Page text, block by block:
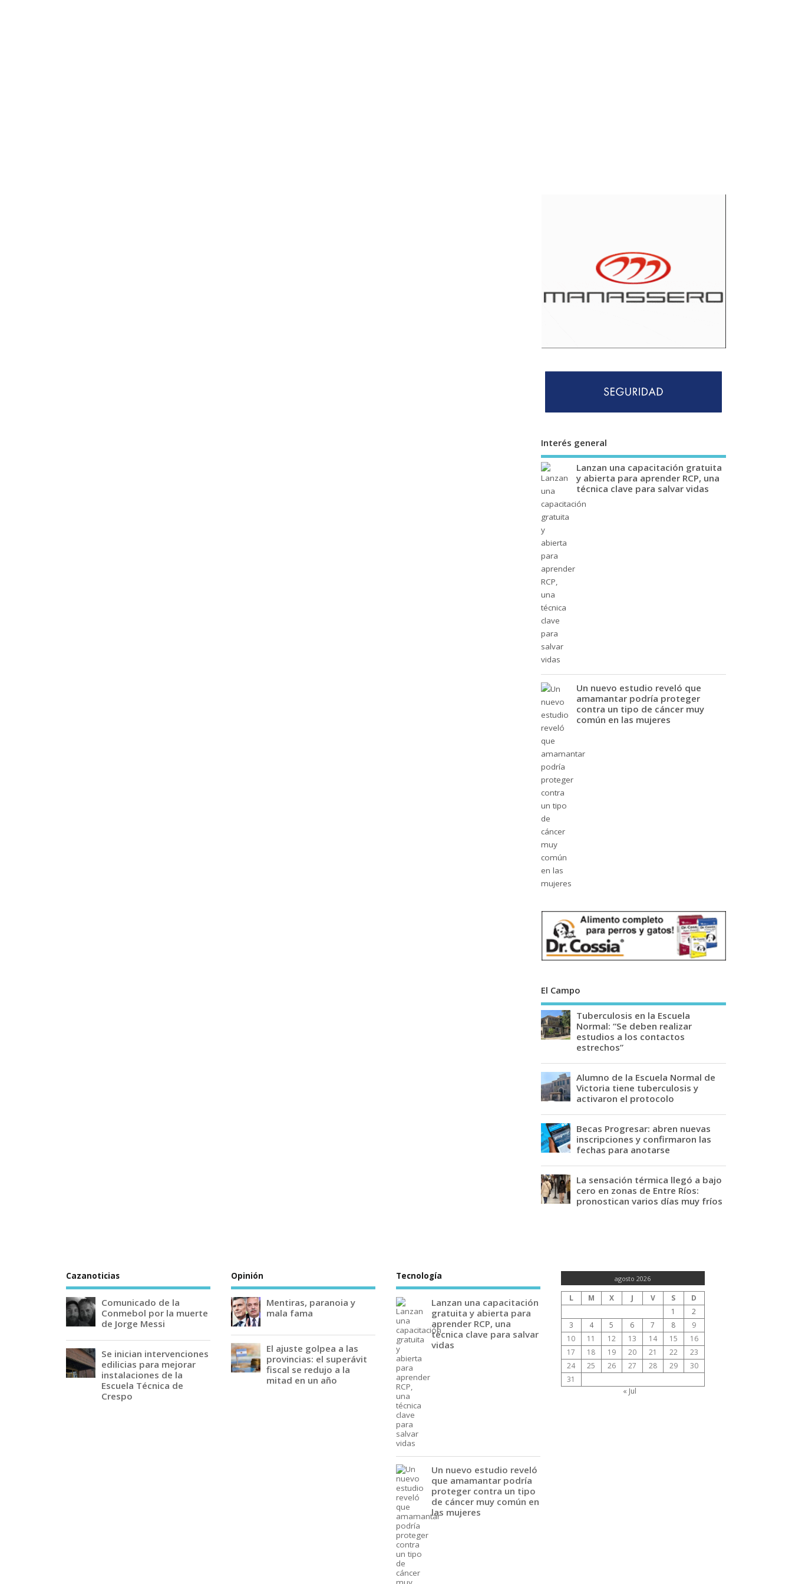
Interés general
Lanzan una capacitación gratuita
y abierta para aprender RCP, una
técnica clave para salvar vidas
Un nuevo estudio reveló que
amamantar podría proteger
contra un tipo de cáncer muy
común en las mujeres
El Campo
Tuberculosis en la Escuela
Normal: “Se deben realizar
estudios a los contactos
estrechos”
Alumno de la Escuela Normal de
Victoria tiene tuberculosis y
activaron el protocolo
Becas Progresar: abren nuevas
inscripciones y confirmaron las
fechas para anotarse
La sensación térmica llegó a bajo
cero en zonas de Entre Ríos:
pronostican varios días muy fríos
Cazanoticias
Comunicado de la
Conmebol por la muerte
de Jorge Messi
Se inician intervenciones
edilicias para mejorar
instalaciones de la
Escuela Técnica de
Crespo
Opinión
Mentiras, paranoia y
mala fama
El ajuste golpea a las
provincias: el superávit
fiscal se redujo a la
mitad en un año
Tecnología
Lanzan una capacitación
gratuita y abierta para
aprender RCP, una
técnica clave para salvar
vidas
Un nuevo estudio reveló
que amamantar podría
proteger contra un tipo
de cáncer muy común en
las mujeres
agosto 2026
L M X J V S
D
1
2
3
4 5 6 7 8
9
10
11 12 13 14 15
16
17
18 19 20 21 22
23
24
25 26 27 28 29
30
31
« Jul